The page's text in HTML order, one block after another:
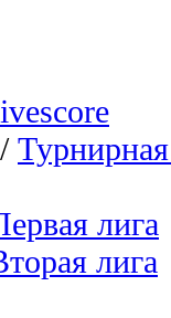
/
лига
лига